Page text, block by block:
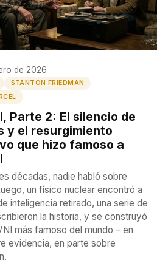
website. Every page is a plain
server. When you read an article,
runs entirely in your browser.
is loaded from Google, Facebook,
any other third party. When you visit
knows is ours.
a sighting report, we receive exactly
No IP address, no device info, no
US
how many people read this site.
are popular. We can't tell where our
they use, or whether they
has this data. We chose not to.
de 2026
STANTON FRIEDMAN
Parte 2: El silencio de
y el resurgimiento
que hizo famoso a
décadas, nadie habló sobre
un físico nuclear encontró a
inteligencia retirado, una serie de
la historia, y se construyó
más famoso del mundo – en
evidencia, en parte sobre